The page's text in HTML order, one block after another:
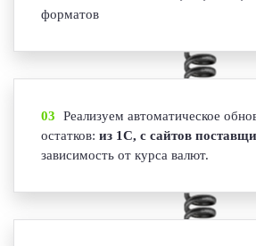
форматов
03
Реализуем автоматическое
остатков: из 1С, с сайтов
зависимость от курса валют.